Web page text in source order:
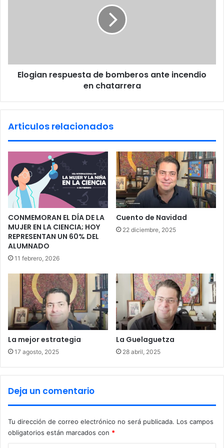
e
t
o
m
e
r
o
s
n
t
c
e
n
d
o
n
a
t
a
Elogian respuesta de bomberos ante incendio
en chatarrera
Articulos relacionados
CONMEMORAN EL DÍA DE LA
MUJER EN LA CIENCIA; HOY
REPRESENTAN UN 60% DEL
ALUMNADO
11 febrero, 2026
Cuento de Navidad
22 diciembre, 2025
La mejor estrategia
17 agosto, 2025
La Guelaguetza
28 abril, 2025
Deja un comentario
Tu dirección de correo electrónico no será publicada. Los campos
obligatorios están marcados con *